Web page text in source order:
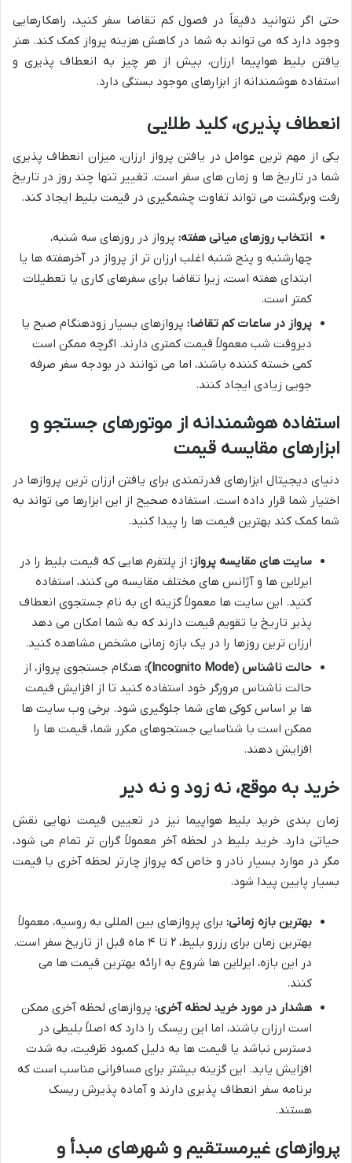
حتی اگر نتوانید دقیقاً در فصول کم تقاضا سفر کنید، راهکارهایی
وجود دارد که می تواند به شما در کاهش هزینه پرواز کمک کند. هنر
یافتن بلیط هواپیما ارزان، بیش از هر چیز به انعطاف پذیری و
استفاده هوشمندانه از ابزارهای موجود بستگی دارد.
انعطاف پذیری، کلید طلایی
یکی از مهم ترین عوامل در یافتن پرواز ارزان، میزان انعطاف پذیری
شما در تاریخ ها و زمان های سفر است. تغییر تنها چند روز در تاریخ
رفت وبرگشت می تواند تفاوت چشمگیری در قیمت بلیط ایجاد کند.
انتخاب روزهای میانی هفته: پرواز در روزهای سه شنبه،
چهارشنبه و پنج شنبه اغلب ارزان تر از پرواز در آخرهفته ها یا
ابتدای هفته است، زیرا تقاضا برای سفرهای کاری یا تعطیلات
کمتر است.
پرواز در ساعات کم تقاضا: پروازهای بسیار زودهنگام صبح یا
دیروقت شب معمولاً قیمت کمتری دارند. اگرچه ممکن است
کمی خسته کننده باشند، اما می توانند در بودجه سفر صرفه
جویی زیادی ایجاد کنند.
استفاده هوشمندانه از موتورهای جستجو و
ابزارهای مقایسه قیمت
دنیای دیجیتال ابزارهای قدرتمندی برای یافتن ارزان ترین پروازها در
اختیار شما قرار داده است. استفاده صحیح از این ابزارها می تواند به
شما کمک کند بهترین قیمت ها را پیدا کنید.
سایت های مقایسه پرواز: از پلتفرم هایی که قیمت بلیط را در
ایرلاین ها و آژانس های مختلف مقایسه می کنند، استفاده
کنید. این سایت ها معمولاً گزینه ای به نام جستجوی انعطاف
پذیر تاریخ یا تقویم قیمت دارند که به شما امکان می دهد
ارزان ترین روزها را در یک بازه زمانی مشخص مشاهده کنید.
حالت ناشناس (Incognito Mode):
هنگام جستجوی پرواز، از
حالت ناشناس مرورگر خود استفاده کنید تا از افزایش قیمت
ها بر اساس کوکی های شما جلوگیری شود. برخی وب سایت ها
ممکن است با شناسایی جستجوهای مکرر شما، قیمت ها را
افزایش دهند.
خرید به موقع، نه زود و نه دیر
زمان بندی خرید بلیط هواپیما نیز در تعیین قیمت نهایی نقش
حیاتی دارد. خرید بلیط در لحظه آخر معمولاً گران تر تمام می شود،
مگر در موارد بسیار نادر و خاص که پرواز چارتر لحظه آخری با قیمت
بسیار پایین پیدا شود.
بهترین بازه زمانی: برای پروازهای بین المللی به روسیه، معمولاً
بهترین زمان برای رزرو بلیط، ۲ تا ۴ ماه قبل از تاریخ سفر است.
در این بازه، ایرلاین ها شروع به ارائه بهترین قیمت ها می
کنند.
هشدار در مورد خرید لحظه آخری: پروازهای لحظه آخری ممکن
است ارزان باشند، اما این ریسک را دارد که اصلاً بلیطی در
دسترس نباشد یا قیمت ها به دلیل کمبود ظرفیت، به شدت
افزایش یابد. این گزینه بیشتر برای مسافرانی مناسب است که
برنامه سفر انعطاف پذیری دارند و آماده پذیرش ریسک
هستند.
پروازهای غیرمستقیم و شهرهای مبدأ و